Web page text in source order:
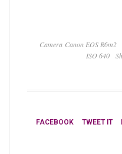
Camera Canon EOS R6m2
ISO 640
FACEBOOK TWEET IT